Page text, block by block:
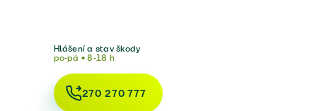
Hlášení a stav škody
po-pá • 8-18 h
270 270 777